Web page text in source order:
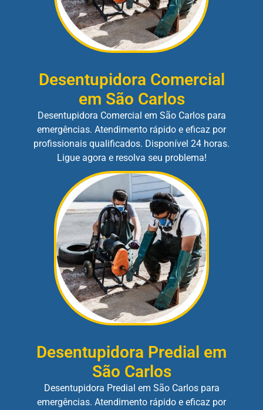
Desentupidora Comercial
em São Carlos
Desentupidora Comercial em São Carlos para
emergências. Atendimento rápido e eficaz por
profissionais qualificados. Disponível 24 horas.
Ligue agora e resolva seu problema!
Desentupidora Predial em
São Carlos
Desentupidora Predial em São Carlos para
emergências. Atendimento rápido e eficaz por